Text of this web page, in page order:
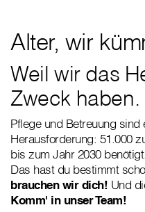
Alter, wir
Weil wir das
Zweck haben.
Pflege und Betreuung
Herausforderung: 51.000
bis zum Jahr 2030
Das hast du bestimmt
brauchen wir dich! Und
Komm' in unser Team!